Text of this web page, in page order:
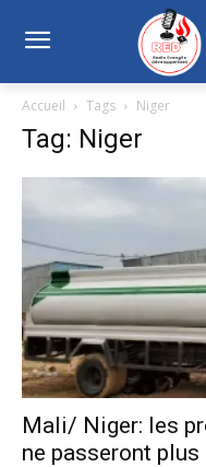
Accueil Tags Niger
Tag: Niger
Mali/ Niger: les
ne passeront plus